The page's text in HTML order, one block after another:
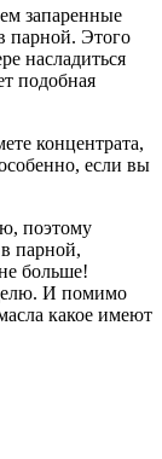
запаренные
парной. Этого
насладиться
подобная
концентрата,
если вы
поэтому
парной,
больше!
И помимо
какое имеют